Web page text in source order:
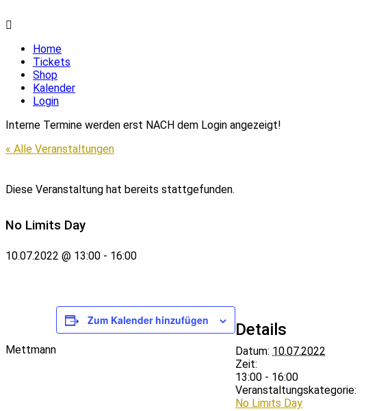
Home
Tickets
Shop
Kalender
Login
Interne Termine werden erst NACH dem Login angezeigt!
« Alle Veranstaltungen
Diese Veranstaltung hat bereits stattgefunden.
No Limits Day
10.07.2022 @ 13:00 - 16:00
Mettmann
Zum Kalender hinzufügen Details
Datum: 10.07.2022
Zeit:
13:00 - 16:00
Veranstaltungskategorie:
No Limits Day